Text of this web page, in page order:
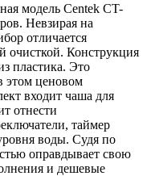
модель Centek CT-
Невзирая на
отличается
очисткой. Конструкция
пластика. Это
этом ценовом
входит чаша для
отнести
таймер
воды. Судя по
оправдывает свою
и дешевые